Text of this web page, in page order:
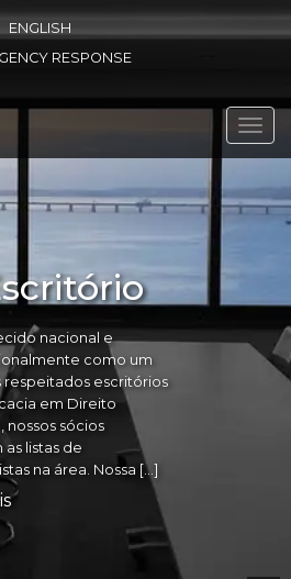
ENGLISH
RESPONSE
nacional e
como um
respeitados escritórios
em Direito
nossos sócios
as listas de
na área. Nossa […]